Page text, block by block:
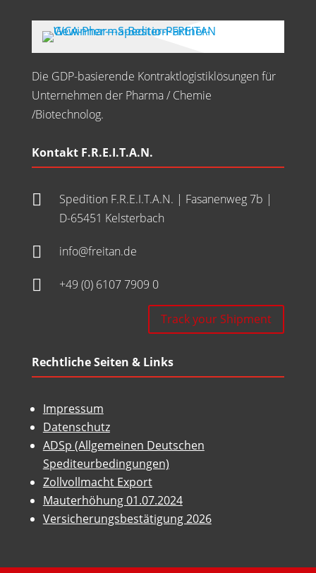
Die GDP-basierende Kontraktlogistiklösungen für
Unternehmen der Pharma / Chemie
/Biotechnolog.
Kontakt F.R.E.I.T.A.N.

Spedition F.R.E.I.T.A.N. | Fasanenweg 7b |
D-65451 Kelsterbach
 info@freitan.de
 +49 (0) 6107 7909 0
Track your Shipment
Rechtliche Seiten & Links
Impressum
Datenschutz
ADSp (Allgemeinen Deutschen
Spediteurbedingungen)
Zollvollmacht Export
Mauterhöhung 01.07.2024
Versicherungsbestätigung 2026